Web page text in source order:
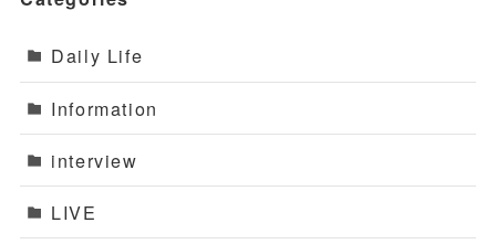
Daily Life
Information
interview
LIVE